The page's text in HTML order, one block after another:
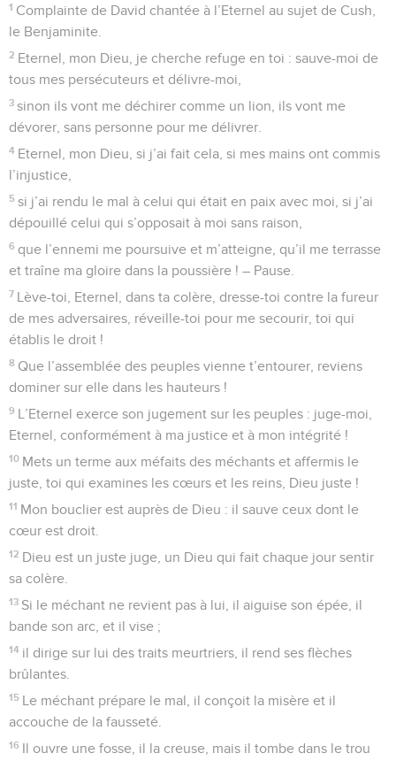
1 Complainte de David chantée à l’Eternel au sujet de Cush,
le Benjaminite.
2 Eternel, mon Dieu, je cherche refuge en toi : sauve-moi de
tous mes persécuteurs et délivre-moi,
3 sinon ils vont me déchirer comme un lion, ils vont me
dévorer, sans personne pour me délivrer.
4 Eternel, mon Dieu, si j’ai fait cela, si mes mains ont commis
l’injustice,
5 si j’ai rendu le mal à celui qui était en paix avec moi, si j’ai
dépouillé celui qui s’opposait à moi sans raison,
6 que l’ennemi me poursuive et m’atteigne, qu’il me terrasse
et traîne ma gloire dans la poussière ! – Pause.
7 Lève-toi, Eternel, dans ta colère, dresse-toi contre la fureur
de mes adversaires, réveille-toi pour me secourir, toi qui
établis le droit !
8 Que l’assemblée des peuples vienne t’entourer, reviens
dominer sur elle dans les hauteurs !
9 L’Eternel exerce son jugement sur les peuples : juge-moi,
Eternel, conformément à ma justice et à mon intégrité !
10 Mets un terme aux méfaits des méchants et affermis le
juste, toi qui examines les cœurs et les reins, Dieu juste !
11 Mon bouclier est auprès de Dieu : il sauve ceux dont le
cœur est droit.
12 Dieu est un juste juge, un Dieu qui fait chaque jour sentir
sa colère.
13 Si le méchant ne revient pas à lui, il aiguise son épée, il
bande son arc, et il vise ;
14 il dirige sur lui des traits meurtriers, il rend ses flèches
brûlantes.
15 Le méchant prépare le mal, il conçoit la misère et il
accouche de la fausseté.
16 Il ouvre une fosse, il la creuse, mais il tombe dans le trou